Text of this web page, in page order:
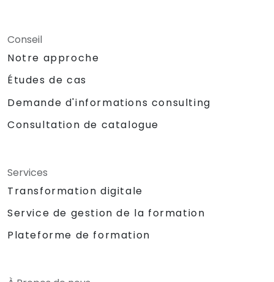
Conseil
Notre approche
Études de cas
Demande d'informations consulting
Consultation de catalogue
Services
Transformation digitale
Service de gestion de la formation
Plateforme de formation